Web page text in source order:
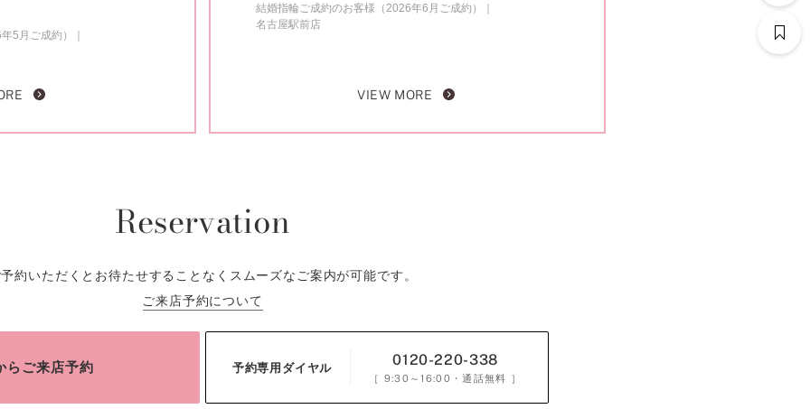
5月ご成約）
結婚指輪ご成約のお客様（2026年6月ご成約）
名古屋駅前店
VIEW MORE
Reservation
約いただくとお待たせすることなくスムーズなご案内が可能です。
ご来店予約について
らご来店予約 予約専用ダイヤル 0120-220-338
［ 9:30～16:00 ・通話無料 ］